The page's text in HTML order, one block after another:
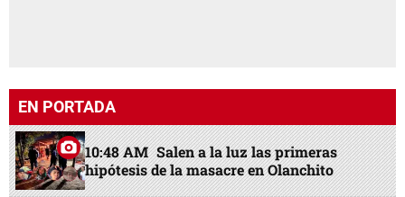
EN PORTADA
10:48 AM Salen a la luz las primeras
hipótesis de la masacre en Olanchito